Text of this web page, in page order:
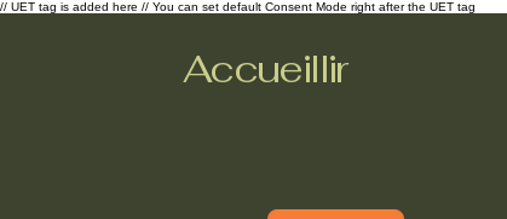
// UET tag is added here // You can set default Consent Mode right after the UET tag
Accueillir